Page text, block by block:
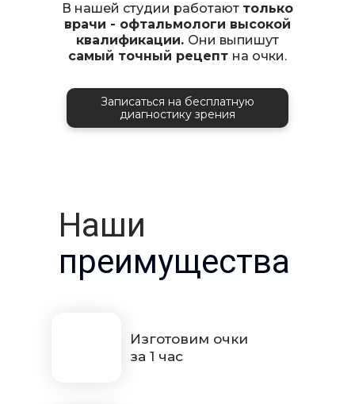
В нашей студии работают только
врачи - офтальмологи высокой
квалификации. Они выпишут
самый точный рецепт на очки.
Записаться на бесплатную
диагностику зрения
Наши
преимущества
Изготовим очки
за 1 час